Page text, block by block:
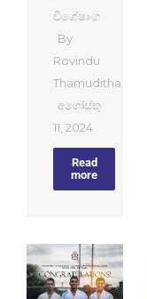
විශේෂාංග
By
Rovindu
Thamuditha
අගෝස්තු
11, 2024
Read
more